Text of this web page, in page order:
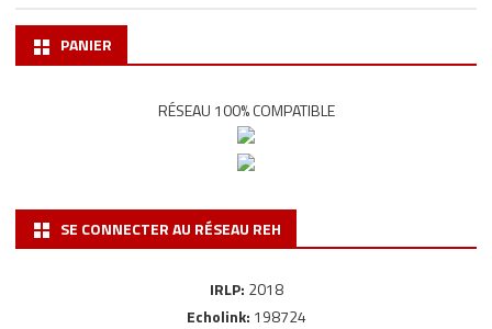
PANIER
RÉSEAU 100% COMPATIBLE
SE CONNECTER AU RÉSEAU REH
IRLP: 2018
Echolink: 198724